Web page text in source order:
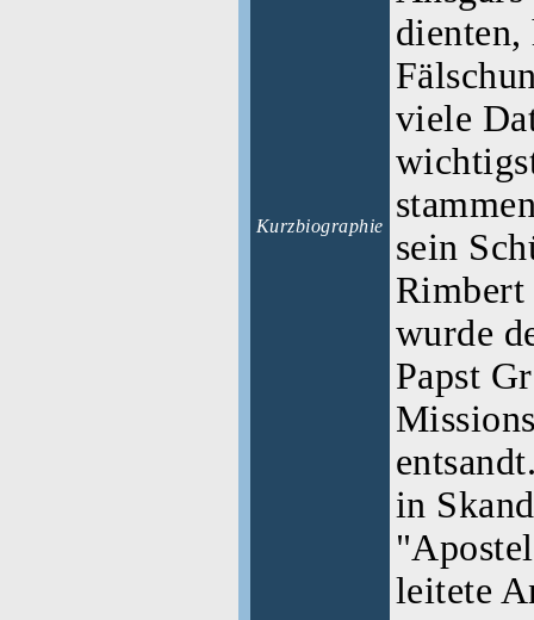
Kurzbiographie
dienten,
viele
sein
Rimbert
wurde
Papst
in
leitete